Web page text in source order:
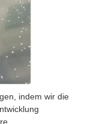
indem wir die